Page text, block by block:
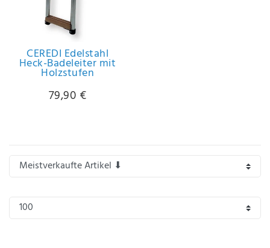
CEREDI Edelstahl
Heck-Badeleiter mit
Holzstufen
79,90 €